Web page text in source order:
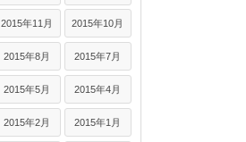
2015年11月 2015年10月
2015年8月 2015年7月
2015年5月 2015年4月
2015年2月 2015年1月